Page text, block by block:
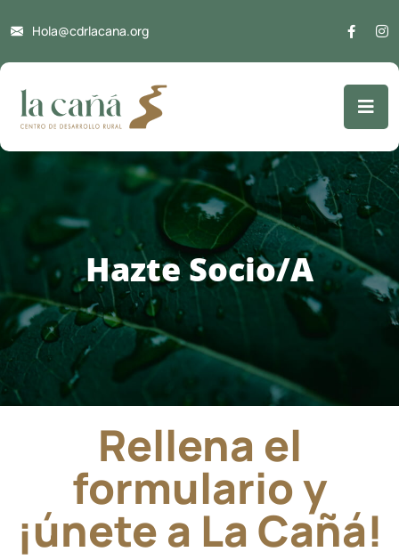
Hola@cdrlacana.org
Hazte Socio/a
Rellena el
formulario y
¡únete a La Cañá!